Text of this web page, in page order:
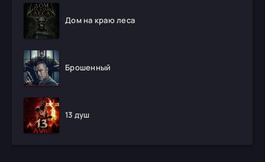
Дом на краю леса
Брошенный
13 душ